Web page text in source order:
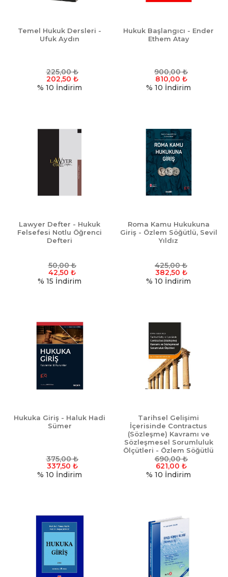
Temel Hukuk Dersleri -
Ufuk Aydın
225,00₺
202,50 ₺
% 10 İndirim
Hukuk Başlangıcı - Ender
Ethem Atay
900,00₺
810,00 ₺
% 10 İndirim
Lawyer Defter - Hukuk
Felsefesi Notlu Öğrenci
Defteri
50,00₺
42,50 ₺
% 15 İndirim
Roma Kamu Hukukuna
Giriş - Özlem Söğütlü, Sevil
Yıldız
425,00₺
382,50 ₺
% 10 İndirim
Hukuka Giriş - Haluk Hadi
Sümer
375,00₺
337,50 ₺
% 10 İndirim
Tarihsel Gelişimi
İçerisinde Contractus
(Sözleşme) Kavramı ve
Sözleşmesel Sorumluluk
Ölçütleri - Özlem Söğütlü
Erişgin
690,00₺
621,00 ₺
% 10 İndirim